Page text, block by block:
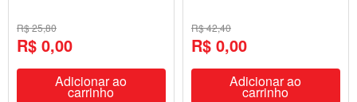
R$ 25,80
R$ 0,00
Adicionar ao
carrinho
R$ 42,40
R$ 0,00
Adicionar ao
carrinho